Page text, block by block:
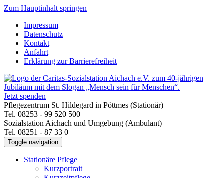
Zum Hauptinhalt springen
Impressum
Datenschutz
Kontakt
Anfahrt
Erklärung zur Barrierefreiheit
Jetzt spenden
Pflegezentrum St. Hildegard in Pöttmes (Stationär)
Tel. 08253 - 99 520 500
Sozialstation Aichach und Umgebung (Ambulant)
Tel. 08251 - 87 33 0
Toggle navigation
Stationäre Pflege
Kurzportrait